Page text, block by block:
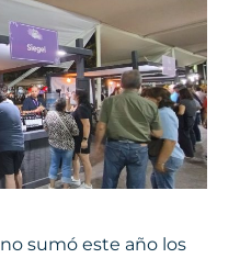
sumó este año los